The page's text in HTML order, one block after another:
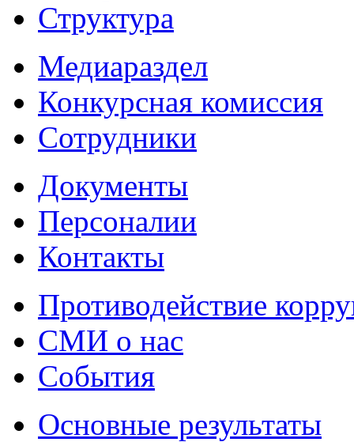
Структура
Медиараздел
Конкурсная комиссия
Сотрудники
Документы
Персоналии
Контакты
Противодействие
СМИ о нас
События
Основные результаты